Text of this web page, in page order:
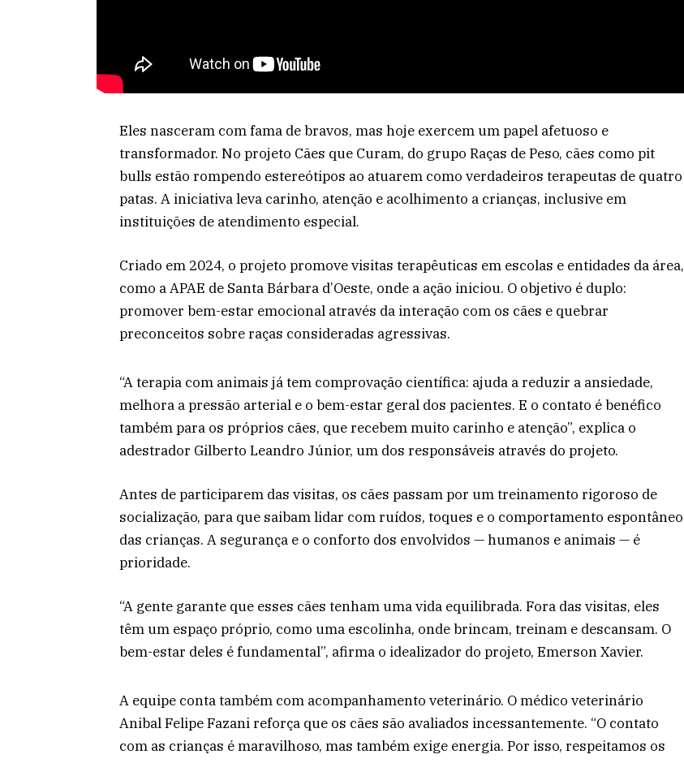
Eles nasceram com fama de bravos, mas hoje exercem um papel afetuoso e
transformador. No projeto Cães que Curam, do grupo Raças de Peso, cães como pit
bulls estão rompendo estereótipos ao atuarem como verdadeiros terapeutas de quatro
patas. A iniciativa leva carinho, atenção e acolhimento a crianças, inclusive em
instituições de atendimento especial.
Criado em 2024, o projeto promove visitas terapêuticas em escolas e entidades da área,
como a APAE de Santa Bárbara d’Oeste, onde a ação iniciou. O objetivo é duplo:
promover bem-estar emocional através da interação com os cães e quebrar
preconceitos sobre raças consideradas agressivas.
“A terapia com animais já tem comprovação científica: ajuda a reduzir a ansiedade,
melhora a pressão arterial e o bem-estar geral dos pacientes. E o contato é benéfico
também para os próprios cães, que recebem muito carinho e atenção”, explica o
adestrador Gilberto Leandro Júnior, um dos responsáveis através do projeto.
Antes de participarem das visitas, os cães passam por um treinamento rigoroso de
socialização, para que saibam lidar com ruídos, toques e o comportamento espontâneo
das crianças. A segurança e o conforto dos envolvidos — humanos e animais — é
prioridade.
“A gente garante que esses cães tenham uma vida equilibrada. Fora das visitas, eles
têm um espaço próprio, como uma escolinha, onde brincam, treinam e descansam. O
bem-estar deles é fundamental”, afirma o idealizador do projeto, Emerson Xavier.
A equipe conta também com acompanhamento veterinário. O médico veterinário
Anibal Felipe Fazani reforça que os cães são avaliados incessantemente. “O contato
com as crianças é maravilhoso, mas também exige energia. Por isso, respeitamos os